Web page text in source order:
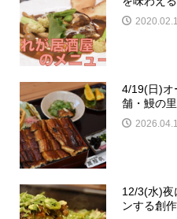
4/19(日)オ
舗・鰻の
12/3(水)夜
ンする創